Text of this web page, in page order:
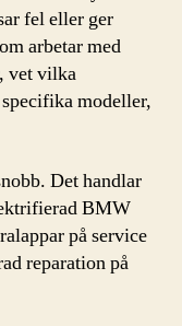
fel eller ger
arbetar med
vet vilka
modeller,
Det handlar
BMW
på service
reparation på